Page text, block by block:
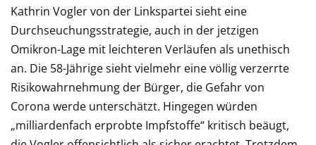
Kathrin Vogler von der Linkspartei sieht eine
Durchseuchungsstrategie, auch in der jetzigen
Omikron-Lage mit leichteren Verläufen als unethisch
an. Die 58-Jährige sieht vielmehr eine völlig verzerrte
Risikowahrnehmung der Bürger, die Gefahr von
Corona werde unterschätzt. Hingegen würden
„milliardenfach erprobte Impfstoffe“ kritisch beäugt,